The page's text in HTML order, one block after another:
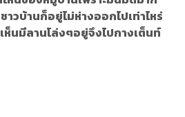
าวบ้านก็อยู่ไม่ห่างออกไปเท่าไหร่
นมีลานโล่งๆอยู่จึงไปกางเต็นท์